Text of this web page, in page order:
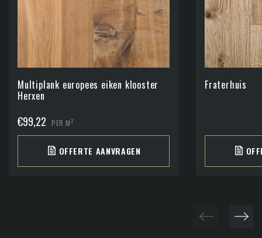
Multiplank europees eiken klooster
Herxen
€99,22 PER M2
OFFERTE AANVRAGEN
Fraterhuis